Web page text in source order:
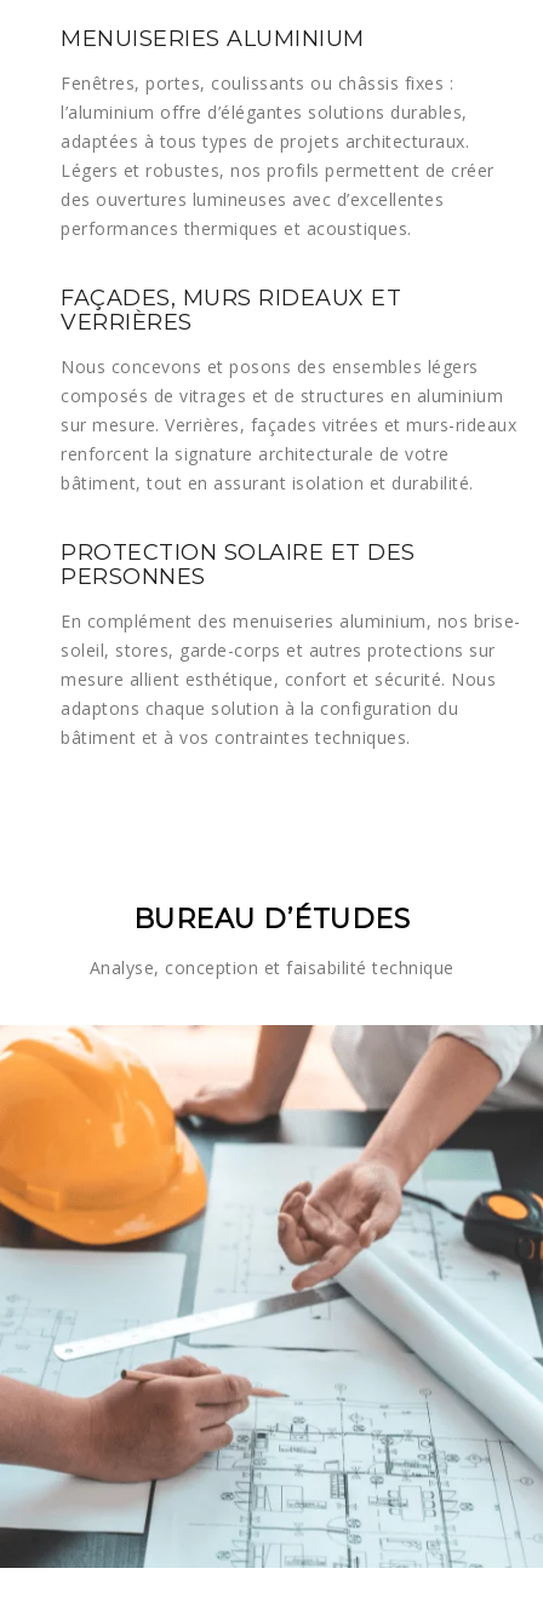
MENUISERIES ALUMINIUM
Fenêtres, portes, coulissants ou châssis fixes :
l’aluminium offre d’élégantes solutions durables,
adaptées à tous types de projets architecturaux.
Légers et robustes, nos profils permettent de créer
des ouvertures lumineuses avec d’excellentes
performances thermiques et acoustiques.
FAÇADES, MURS RIDEAUX ET
VERRIÈRES
Nous concevons et posons des ensembles légers
composés de vitrages et de structures en aluminium
sur mesure. Verrières, façades vitrées et murs-rideaux
renforcent la signature architecturale de votre
bâtiment, tout en assurant isolation et durabilité.
PROTECTION SOLAIRE ET DES
PERSONNES
En complément des menuiseries aluminium, nos brise-
soleil, stores, garde-corps et autres protections sur
mesure allient esthétique, confort et sécurité. Nous
adaptons chaque solution à la configuration du
bâtiment et à vos contraintes techniques.
BUREAU D’ÉTUDES
Analyse, conception et faisabilité technique